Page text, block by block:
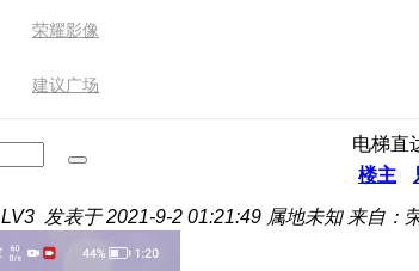
荣耀影像
建议广场
电梯直
楼主
LV3 发表于 2021-9-2 01:21:49 属地未知 来自：